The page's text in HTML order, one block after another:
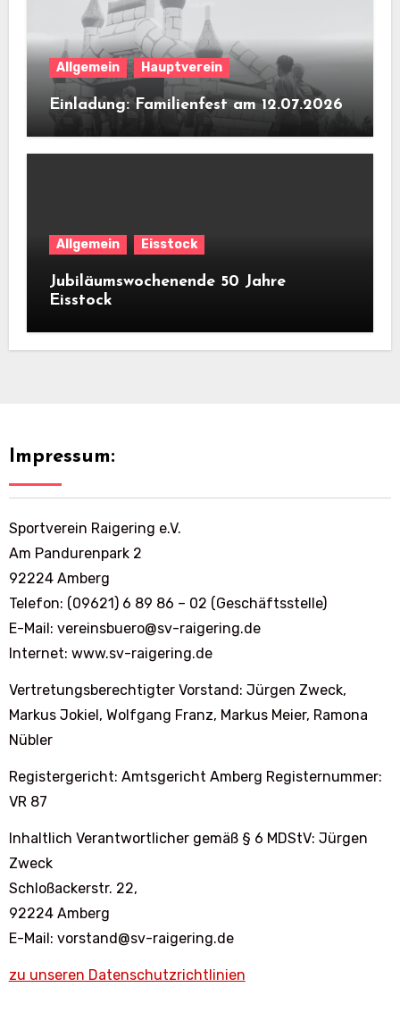
Allgemein Hauptverein
Einladung: Familienfest am 12.07.2026
Allgemein Eisstock
Jubiläumswochenende 50 Jahre
Eisstock
Impressum:
Sportverein Raigering e.V.
Am Pandurenpark 2
92224 Amberg
Telefon: (09621) 6 89 86 – 02 (Geschäftsstelle)
E-Mail: vereinsbuero@sv-raigering.de
Internet: www.sv-raigering.de
Vertretungsberechtigter Vorstand: Jürgen Zweck,
Markus Jokiel, Wolfgang Franz, Markus Meier, Ramona
Nübler
Registergericht: Amtsgericht Amberg Registernummer:
VR 87
Inhaltlich Verantwortlicher gemäß § 6 MDStV: Jürgen
Zweck
Schloßackerstr. 22,
92224 Amberg
E-Mail: vorstand@sv-raigering.de
zu unseren Datenschutzrichtlinien